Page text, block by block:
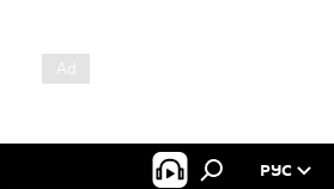
РУС